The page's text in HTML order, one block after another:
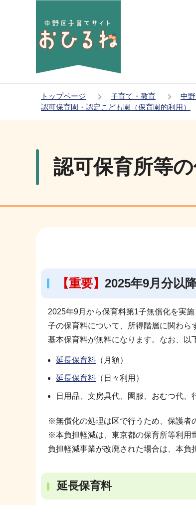
で
トップページ 子育て・教育 中
認可保育園・認定こども園（保育園的利用）
認可保育所等
【重要】 2025年9月分以
2025年9月から保育料第1子無償化を実
子の保育料について、所得階層に関わ
基本保育料が無料になります。なお、以
延長保育料 （月額）
延長保育料 （日々利用）
日用品、文房具代、園服、おむつ代、
※無償化の処理は区で行うため、保護者
※本負担軽減は、東京都の保育所等利用
負担軽減事業が改廃された場合は、本負
延長保育料